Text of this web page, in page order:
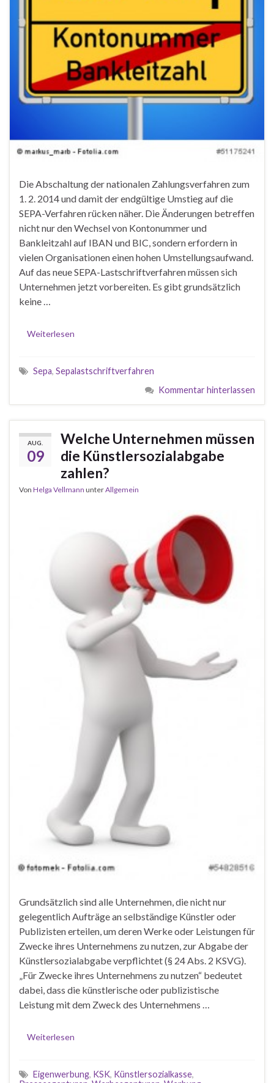
Die Abschaltung der nationalen Zahlungsverfahren zum
1. 2. 2014 und damit der endgültige Umstieg auf die
SEPA-Verfahren rücken näher. Die Änderungen betreffen
nicht nur den Wechsel von Kontonummer und
Bankleitzahl auf IBAN und BIC, sondern erfordern in
vielen Organisationen einen hohen Umstellungsaufwand.
Auf das neue SEPA-Lastschriftverfahren müssen sich
Unternehmen jetzt vorbereiten. Es gibt grundsätzlich
keine …
Weiterlesen
Sepa, Sepalastschriftverfahren
Kommentar hinterlassen
AUG.
09
Welche Unternehmen müssen
die Künstlersozialabgabe
zahlen?
Von Helga Vellmann unterAllgemein
Grundsätzlich sind alle Unternehmen, die nicht nur
gelegentlich Aufträge an selbständige Künstler oder
Publizisten erteilen, um deren Werke oder Leistungen für
Zwecke ihres Unternehmens zu nutzen, zur Abgabe der
Künstlersozialabgabe verpflichtet (§ 24 Abs. 2 KSVG).
„Für Zwecke ihres Unternehmens zu nutzen“ bedeutet
dabei, dass die künstlerische oder publizistische
Leistung mit dem Zweck des Unternehmens …
Weiterlesen
Eigenwerbung, KSK, Künstlersozialkasse,